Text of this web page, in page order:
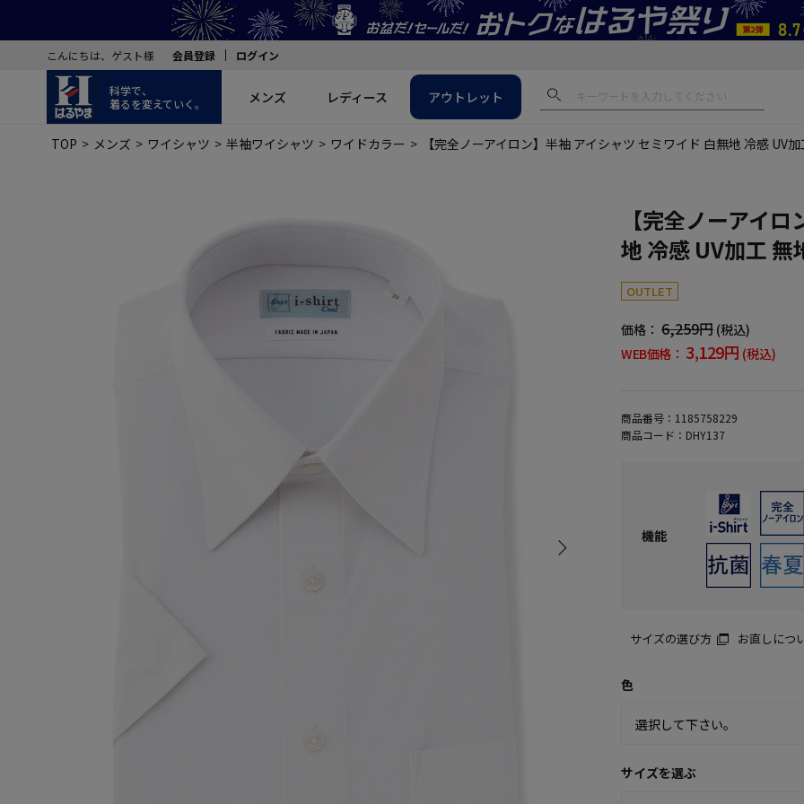
こんにちは、ゲスト様 会員登録 ログイン
科学で、
着るを変えていく。
メンズ レディース アウトレット
TOP メンズ ワイシャツ 半袖ワイシャツ ワイドカラー 【完全ノーアイロン】半袖 アイシャツ セミワイド 白無地 冷感 UV
【完全ノーアイ
地 冷感 UV加工
OUTLET
価格： 6,259円 (税込)
WEB価格： 3,129円 (税込)
商品番号： 1185758229
商品コード： DHY137
機能
サイズの選び方 お直しにつ
色
サイズを選ぶ